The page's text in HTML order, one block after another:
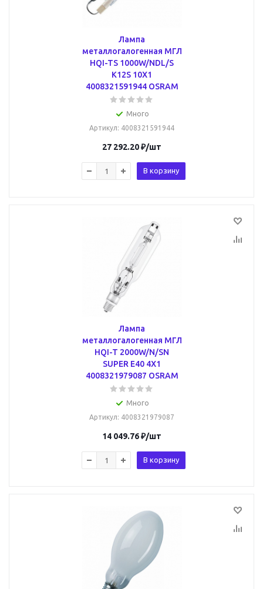
Лампа
металлогалогенная МГЛ
HQI-TS 1000W/NDL/S
K12S 10X1
4008321591944 OSRAM
Много
Артикул: 4008321591944
27 292.20₽/шт
В корзину
Лампа
металлогалогенная МГЛ
HQI-T 2000W/N/SN
SUPER E40 4X1
4008321979087 OSRAM
Много
Артикул: 4008321979087
14 049.76₽/шт
В корзину